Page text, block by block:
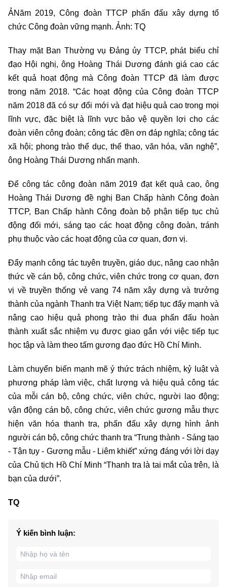
ẢNăm 2019, Công đoàn TTCP phấn đấu xây dựng tổ
chức Công đoàn vững mạnh. Ảnh: TQ
Thay mặt Ban Thường vụ Đảng ủy TTCP, phát biểu chỉ
đạo Hội nghị, ông Hoàng Thái Dương đánh giá cao các
kết quả hoạt động mà Công đoàn TTCP đã làm được
trong năm 2018. “Các hoạt động của Công đoàn TTCP
năm 2018 đã có sự đổi mới và đạt hiệu quả cao trong mọi
lĩnh vực, đặc biệt là lĩnh vực bảo vệ quyền lợi cho các
đoàn viên công đoàn; công tác đền ơn đáp nghĩa; công tác
xã hội; phong trào thể dục, thể thao, văn hóa, văn nghệ”,
ông Hoàng Thái Dương nhấn mạnh.
Để công tác công đoàn năm 2019 đạt kết quả cao, ông
Hoàng Thái Dương đề nghị Ban Chấp hành Công đoàn
TTCP, Ban Chấp hành Công đoàn bộ phận tiếp tục chủ
động đổi mới, sáng tạo các hoạt động công đoàn, tránh
phụ thuộc vào các hoạt động của cơ quan, đơn vị.
Đẩy mạnh công tác tuyên truyền, giáo dục, nâng cao nhận
thức về cán bộ, công chức, viên chức trong cơ quan, đơn
vị về truyền thống vẻ vang 74 năm xây dựng và trưởng
thành của ngành Thanh tra Việt Nam; tiếp tục đẩy mạnh và
nâng cao hiệu quả phong trào thi đua phấn đấu hoàn
thành xuất sắc nhiệm vụ được giao gắn với việc tiếp tục
học tập và làm theo tấm gương đạo đức Hồ Chí Minh.
Làm chuyển biến mạnh mẽ ý thức trách nhiệm, kỷ luật và
phương pháp làm việc, chất lượng và hiệu quả công tác
của mỗi cán bộ, công chức, viên chức, người lao động;
vận động cán bộ, công chức, viên chức gương mẫu thực
hiện văn hóa thanh tra, phấn đấu xây dựng hình ảnh
người cán bộ, công chức thanh tra “Trung thành - Sáng tạo
- Tận tụy - Gương mẫu - Liêm khiết” xứng đáng với lời dạy
của Chủ tịch Hồ Chí Minh “Thanh tra là tai mắt của trên, là
bạn của dưới”.
TQ
Ý kiến bình luận: